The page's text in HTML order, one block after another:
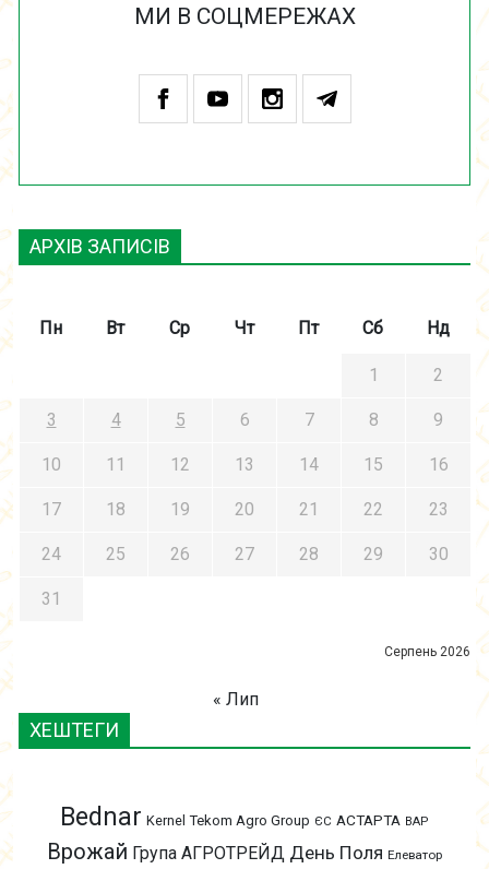
МИ В СОЦМЕРЕЖАХ
АРХІВ ЗАПИСІВ
Серпень 2026
Пн Вт Ср Чт Пт Сб Нд
1 2
3 4 5 6 7 8 9
10 11 12 13 14 15 16
17 18 19 20 21 22 23
24 25 26 27 28 29 30
31
« Лип
ХЕШТЕГИ
Bednar Kernel Tekom Agro Group ЄС АСТАРТА ВАР
Врожай Група АГРОТРЕЙД День Поля Елеватор